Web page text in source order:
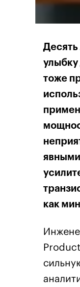
Десять
улыбку
тоже
как